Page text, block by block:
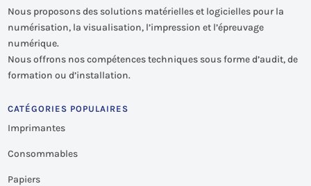
Nous proposons des solutions matérielles et logicielles pour la
numérisation, la visualisation, l’impression et l’épreuvage
numérique.
Nous offrons nos compétences techniques sous forme d’audit, de
formation ou d’installation.
CATÉGORIES POPULAIRES
Imprimantes
Consommables
Papiers